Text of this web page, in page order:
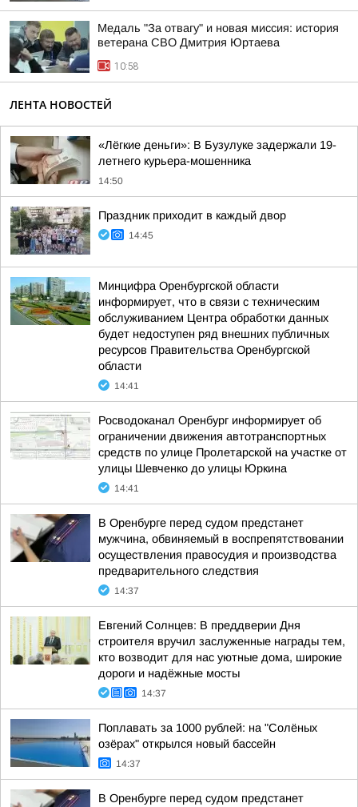
Медаль "За отвагу" и новая миссия: история
ветерана СВО Дмитрия Юртаева
10:58
ЛЕНТА НОВОСТЕЙ
«Лёгкие деньги»: В Бузулуке задержали 19-
летнего курьера-мошенника
14:50
Праздник приходит в каждый двор
14:45
Минцифра Оренбургской области
информирует, что в связи с техническим
обслуживанием Центра обработки данных
будет недоступен ряд внешних публичных
ресурсов Правительства Оренбургской
области
14:41
Росводоканал Оренбург информирует об
ограничении движения автотранспортных
средств по улице Пролетарской на участке от
улицы Шевченко до улицы Юркина
14:41
В Оренбурге перед судом предстанет
мужчина, обвиняемый в воспрепятствовании
осуществления правосудия и производства
предварительного следствия
14:37
Евгений Солнцев: В преддверии Дня
строителя вручил заслуженные награды тем,
кто возводит для нас уютные дома, широкие
дороги и надёжные мосты
14:37
Поплавать за 1000 рублей: на "Солёных
озёрах" открылся новый бассейн
14:37
В Оренбурге перед судом предстанет